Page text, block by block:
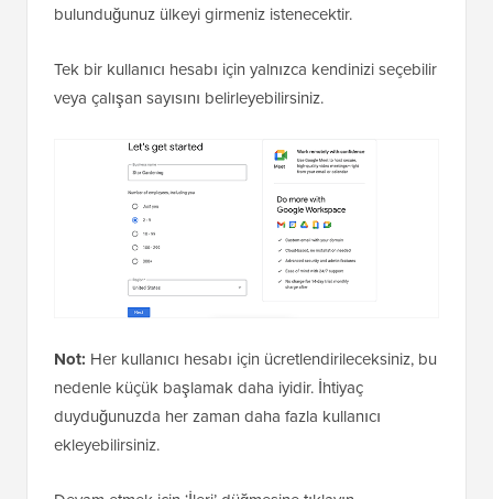
bulunduğunuz ülkeyi girmeniz istenecektir.
Tek bir kullanıcı hesabı için yalnızca kendinizi seçebilir
veya çalışan sayısını belirleyebilirsiniz.
Not: Her kullanıcı hesabı için ücretlendirileceksiniz, bu
nedenle küçük başlamak daha iyidir. İhtiyaç
duyduğunuzda her zaman daha fazla kullanıcı
ekleyebilirsiniz.